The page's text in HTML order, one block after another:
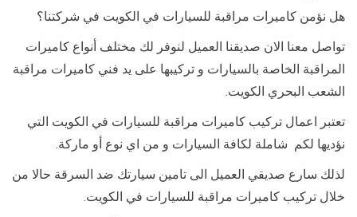
هل نؤمن كاميرات مراقبة للسيارات في الكويت في شركتنا؟
تواصل معنا الان صديقنا العميل لنوفر لك مختلف أنواع كاميرات
المراقبة الخاصة بالسيارات و تركيبها على يد فني كاميرات مراقبة
الشعب البحري الكويت.
تعتبر اعمال تركيب كاميرات مراقبة للسيارات في الكويت التي
نؤديها لكم شاملة لكافة السيارات و من اي نوع أو ماركة.
لذلك سارع صديقي العميل الى تامين سيارتك ضد السرقة حالا من
خلال تركيب كاميرات مراقبة للسيارات في الكويت.